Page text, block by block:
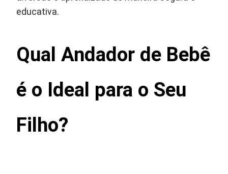
educativa.
Qual Andador de Bebê
é o Ideal para o Seu
Filho?